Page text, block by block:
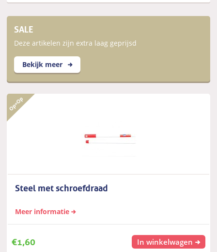
SALE
Deze artikelen zijn extra laag geprijsd
Bekijk meer
Steel met schroefdraad
Meer informatie
€1,60 In winkelwagen